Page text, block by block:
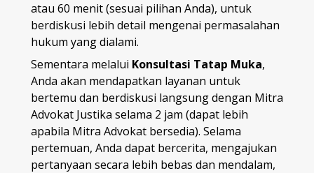
atau 60 menit (sesuai pilihan Anda), untuk
berdiskusi lebih detail mengenai permasalahan
hukum yang dialami.
Sementara melalui Konsultasi Tatap Muka,
Anda akan mendapatkan layanan untuk
bertemu dan berdiskusi langsung dengan Mitra
Advokat Justika selama 2 jam (dapat lebih
apabila Mitra Advokat bersedia). Selama
pertemuan, Anda dapat bercerita, mengajukan
pertanyaan secara lebih bebas dan mendalam,